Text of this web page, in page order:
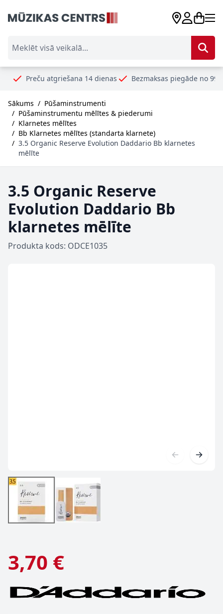
atgriešana 14 dienas Bezmaksas piegāde no 99€ Droši
Sākums / Pūšaminstrumenti
/ Pūšaminstrumentu mēlītes & piederumi
/ Klarnetes mēlītes
/ Bb Klarnetes mēlītes (standarta klarnete)
/ 3.5 Organic Reserve Evolution Daddario Bb klarnetes
mēlīte
3.5 Organic Reserve
Evolution Daddario Bb
klarnetes mēlīte
Produkta kods: ODCE1035
3,70 €